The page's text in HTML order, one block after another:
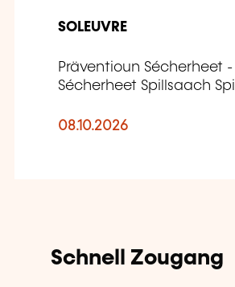
SOLEUVRE
Präventioun Sécherheet -
Sécherheet Spillsaach Spill
08.10.2026
Schnell Zougang